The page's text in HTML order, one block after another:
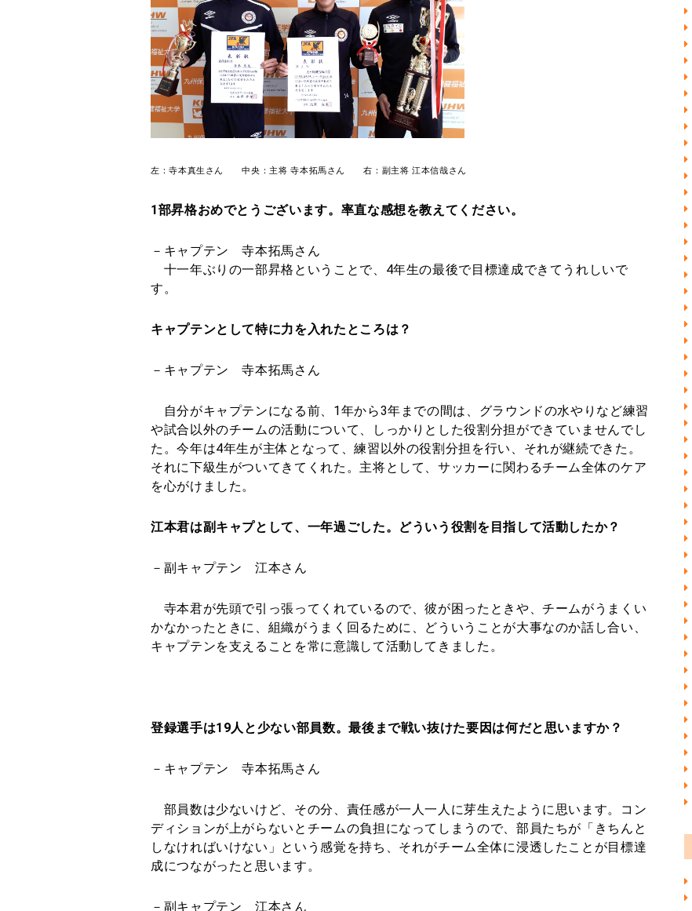
左：寺本真生さん 中央：主将 寺本拓馬さん 右：副主将 江本信哉さん
1部昇格おめでとうございます。率直な感想を教えてください。
－キャプテン 寺本拓馬さん
十一年ぶりの一部昇格ということで、4年生の最後で目標達成できてうれしいで
す。
キャプテンとして特に力を入れたところは？
－キャプテン 寺本拓馬さん
自分がキャプテンになる前、1年から3年までの間は、グラウンドの水やりなど練習
や試合以外のチームの活動について、しっかりとした役割分担ができていませんでし
た。今年は4年生が主体となって、練習以外の役割分担を行い、それが継続できた。
それに下級生がついてきてくれた。主将として、サッカーに関わるチーム全体のケア
を心がけました。
江本君は副キャプとして、一年過ごした。どういう役割を目指して活動したか？
－副キャプテン 江本さん
寺本君が先頭で引っ張ってくれているので、彼が困ったときや、チームがうまくい
かなかったときに、組織がうまく回るために、どういうことが大事なのか話し合い、
キャプテンを支えることを常に意識して活動してきました。
登録選手は19人と少ない部員数。最後まで戦い抜けた要因は何だと思いますか？
－キャプテン 寺本拓馬さん
部員数は少ないけど、その分、責任感が一人一人に芽生えたように思います。コン
ディションが上がらないとチームの負担になってしまうので、部員たちが「きちんと
しなければいけない」という感覚を持ち、それがチーム全体に浸透したことが目標達
成につながったと思います。
－副キャプテン 江本さん